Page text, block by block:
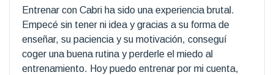
Entrenar con Cabri ha sido una experiencia brutal.
Empecé sin tener ni idea y gracias a su forma de
enseñar, su paciencia y su motivación, conseguí
coger una buena rutina y perderle el miedo al
entrenamiento. Hoy puedo entrenar por mi cuenta,